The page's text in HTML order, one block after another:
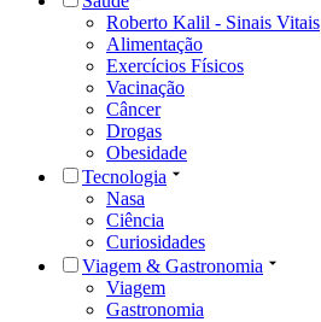
Roberto Kalil - Sinais Vitais
Alimentação
Exercícios Físicos
Vacinação
Câncer
Drogas
Obesidade
Tecnologia
Nasa
Ciência
Curiosidades
Viagem & Gastronomia
Viagem
Gastronomia